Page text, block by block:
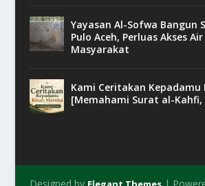
Yayasan Al-Sofwa Bangun
Pulo Aceh, Perluas Akses
Masyarakat
Kami Ceritakan Kepadamu
[Memahami Surat al-Kahfi,